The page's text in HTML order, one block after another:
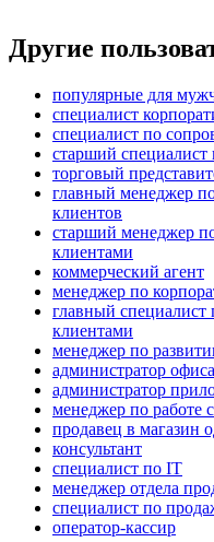
Другие
популярные для
специалист
специалист по
старший
торговый
главный менеджер
клиентов
старший менеджер
клиентами
коммерческий агент
менеджер по
главный специалист
клиентами
менеджер по
администратор офиса
администратор
менеджер по работе
продавец в магазин
консультант
специалист по IT
менеджер отдела
специалист по
оператор-кассир